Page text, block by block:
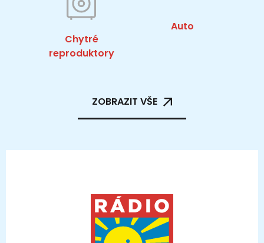
Chytré
reproduktory
Auto
ZOBRAZIT VŠE